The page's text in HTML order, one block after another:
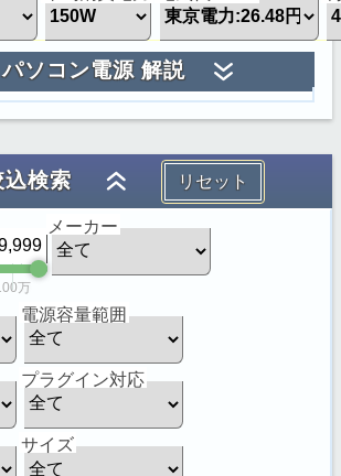
ソコン電源 解説
80% 80%
87% 90%
92%
92%
検索 リセット
万
メーカー
電源容量範囲
プラグイン対応
サイズ